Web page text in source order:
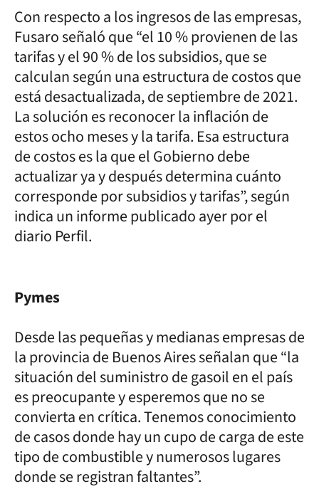
Con respecto a los ingresos de las empresas,
Fusaro señaló que “el 10 % provienen de las
tarifas y el 90 % de los subsidios, que se
calculan según una estructura de costos que
está desactualizada, de septiembre de 2021.
La solución es reconocer la inflación de
estos ocho meses y la tarifa. Esa estructura
de costos es la que el Gobierno debe
actualizar ya y después determina cuánto
corresponde por subsidios y tarifas”, según
indica un informe publicado ayer por el
diario Perfil.
Pymes
Desde las pequeñas y medianas empresas de
la provincia de Buenos Aires señalan que “la
situación del suministro de gasoil en el país
es preocupante y esperemos que no se
convierta en crítica. Tenemos conocimiento
de casos donde hay un cupo de carga de este
tipo de combustible y numerosos lugares
donde se registran faltantes”.